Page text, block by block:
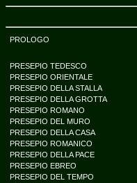
PROLOGO
PRESEPIO TEDESCO
PRESEPIO ORIENTALE
PRESEPIO DELLA STALLA
PRESEPIO DELLA GROTTA
PRESEPIO ROMANO
PRESEPIO DEL MURO
PRESEPIO DELLA CASA
PRESEPIO ROMANICO
PRESEPIO DELLA PACE
PRESEPIO EBREO
PRESEPIO DEL TEMPO